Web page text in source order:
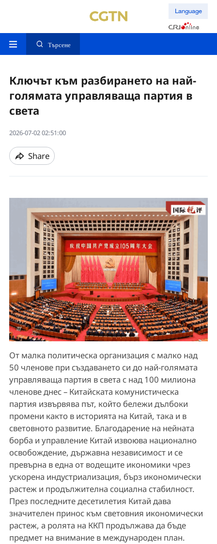
Language
Търсене
Ключът към разбирането на най-
голямата управляваща партия в
света
2026-07-02 02:51:00
Share
От малка политическа организация с малко над
50 членове при създаването си до най-голямата
управляваща партия в света с над 100 милиона
членове днес – Китайската комунистическа
партия извървява път, който бележи дълбоки
промени както в историята на Китай, така и в
световното развитие. Благодарение на нейната
борба и управление Китай извоюва национално
освобождение, държавна независимост и се
превърна в една от водещите икономики чрез
ускорена индустриализация, бърз икономически
растеж и продължителна социална стабилност.
През последните десетилетия Китай дава
значителен принос към световния икономически
растеж, а ролята на ККП продължава да бъде
предмет на внимание в международен план.